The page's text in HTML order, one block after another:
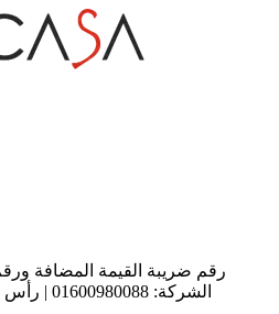
الشركة: 01600980088 | رأس المال المصرح به 10,000 يورو